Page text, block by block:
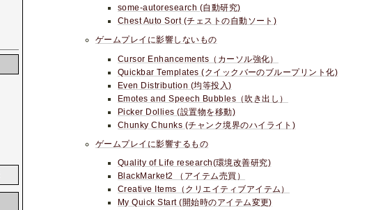
some-autoresearch (自動研究)
Chest Auto Sort (チェストの自動ソート)
ゲームプレイに影響しないもの
Cursor Enhancements（カーソル強化）
Quickbar Templates (クイックバーのブループリント化)
Even Distribution (均等投入)
Emotes and Speech Bubbles（吹き出し）
Picker Dollies (設置物を移動)
Chunky Chunks (チャンク境界のハイライト)
ゲームプレイに影響するもの
Quality of Life research(環境改善研究)
BlackMarket2 （アイテム売買）
Creative Items（クリエイティブアイテム）
My Quick Start (開始時のアイテム変更)